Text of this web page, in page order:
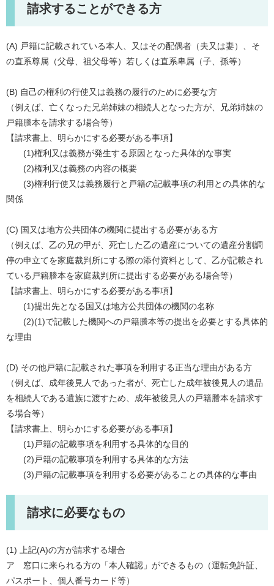
請求することができる方
(A) 戸籍に記載されている本人、又はその配偶者（夫又は妻）、そ
の直系尊属（父母、祖父母等）若しくは直系卑属（子、孫等）
(B) 自己の権利の行使又は義務の履行のために必要な方
（例えば、亡くなった兄弟姉妹の相続人となった方が、兄弟姉妹の
戸籍謄本を請求する場合等）
【請求書上、明らかにする必要がある事項】
(1)権利又は義務が発生する原因となった具体的な事実
(2)権利又は義務の内容の概要
(3)権利行使又は義務履行と戸籍の記載事項の利用との具体的な
関係
(C) 国又は地方公共団体の機関に提出する必要がある方
（例えば、乙の兄の甲が、死亡した乙の遺産についての遺産分割調
停の申立てを家庭裁判所にする際の添付資料として、乙が記載され
ている戸籍謄本を家庭裁判所に提出する必要がある場合等）
【請求書上、明らかにする必要がある事項】
(1)提出先となる国又は地方公共団体の機関の名称
(2)(1)で記載した機関への戸籍謄本等の提出を必要とする具体的
な理由
(D) その他戸籍に記載された事項を利用する正当な理由がある方
（例えば、成年後見人であった者が、死亡した成年被後見人の遺品
を相続人である遺族に渡すため、成年被後見人の戸籍謄本を請求す
る場合等）
【請求書上、明らかにする必要がある事項】
(1)戸籍の記載事項を利用する具体的な目的
(2)戸籍の記載事項を利用する具体的な方法
(3)戸籍の記載事項を利用する必要があることの具体的な事由
請求に必要なもの
(1) 上記(A)の方が請求する場合
ア 窓口に来られる方の「本人確認」ができるもの（運転免許証、
パスポート、個人番号カード等）